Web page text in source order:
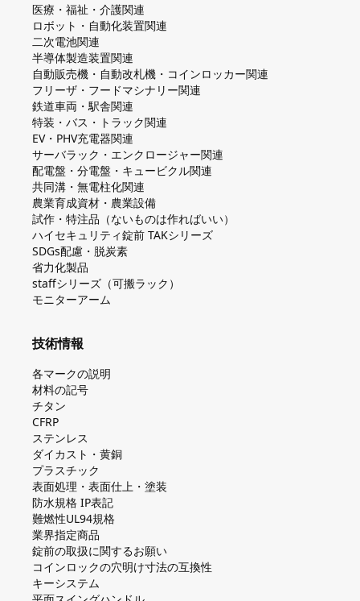
医療・福祉・介護関連
ロボット・自動化装置関連
二次電池関連
半導体製造装置関連
自動販売機・自動改札機・コインロッカー関連
フリーザ・フードマシナリー関連
鉄道車両・駅舎関連
特装・バス・トラック関連
EV・PHV充電器関連
サーバラック・エンクロージャー関連
配電盤・分電盤・キュービクル関連
共同溝・無電柱化関連
農業育成資材・農業設備
試作・特注品（ないものは作ればいい）
ハイセキュリティ錠前 TAKシリーズ
SDGs配慮・脱炭素
省力化製品
staffシリーズ（可搬ラック）
モニターアーム
技術情報
各マークの説明
材料の記号
チタン
CFRP
ステンレス
ダイカスト・⻩銅
プラスチック
表面処理・表面仕上・塗装
防⽔規格 IP表記
難燃性UL94規格
業界指定商品
錠前の取扱に関するお願い
コインロックの⽳明け⼨法の互換性
キーシステム